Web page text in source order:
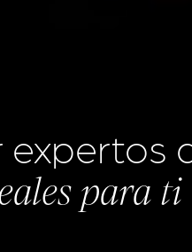
expertos
para ti